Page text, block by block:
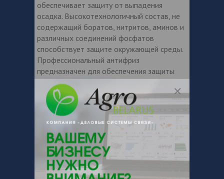
обеспечивает защиту от выпадения
осадка. Высокотехнологичный состав, не
содержащий боратов, нитритов, аминов и
различных соединений фосфатов
способствует защите окружающей среды.
Профессиональный антифриз
предназначен для обеспечения защиты
широкого спектра металлов, в
Особенности алюминия, используемых в
двигателях и системах охлаждения,
работающих в условиях высоких
температур.
Преимущества
Смешивается без ограничений с G11, G12,
G12+, G13